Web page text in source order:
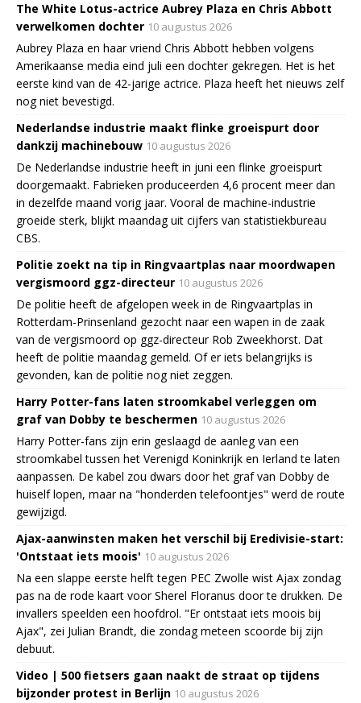
The White Lotus-actrice Aubrey Plaza en Chris Abbott
verwelkomen dochter 10 augustus 2026
Aubrey Plaza en haar vriend Chris Abbott hebben volgens
Amerikaanse media eind juli een dochter gekregen. Het is het
eerste kind van de 42-jarige actrice. Plaza heeft het nieuws zelf
nog niet bevestigd.
Nederlandse industrie maakt flinke groeispurt door
dankzij machinebouw 10 augustus 2026
De Nederlandse industrie heeft in juni een flinke groeispurt
doorgemaakt. Fabrieken produceerden 4,6 procent meer dan
in dezelfde maand vorig jaar. Vooral de machine-industrie
groeide sterk, blijkt maandag uit cijfers van statistiekbureau
CBS.
Politie zoekt na tip in Ringvaartplas naar moordwapen
vergismoord ggz-directeur 10 augustus 2026
De politie heeft de afgelopen week in de Ringvaartplas in
Rotterdam-Prinsenland gezocht naar een wapen in de zaak
van de vergismoord op ggz-directeur Rob Zweekhorst. Dat
heeft de politie maandag gemeld. Of er iets belangrijks is
gevonden, kan de politie nog niet zeggen.
Harry Potter-fans laten stroomkabel verleggen om
graf van Dobby te beschermen 10 augustus 2026
Harry Potter-fans zijn erin geslaagd de aanleg van een
stroomkabel tussen het Verenigd Koninkrijk en Ierland te laten
aanpassen. De kabel zou dwars door het graf van Dobby de
huiself lopen, maar na "honderden telefoontjes" werd de route
gewijzigd.
Ajax-aanwinsten maken het verschil bij Eredivisie-start:
'Ontstaat iets moois' 10 augustus 2026
Na een slappe eerste helft tegen PEC Zwolle wist Ajax zondag
pas na de rode kaart voor Sherel Floranus door te drukken. De
invallers speelden een hoofdrol. "Er ontstaat iets moois bij
Ajax", zei Julian Brandt, die zondag meteen scoorde bij zijn
debuut.
Video | 500 fietsers gaan naakt de straat op tijdens
bijzonder protest in Berlijn 10 augustus 2026